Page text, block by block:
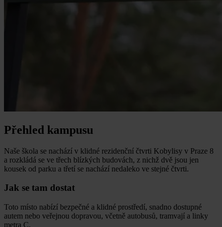
Přehled kampusu
Naše škola se nachází v klidné rezidenční čtvrti Kobylisy v Praze 8
a rozkládá se ve třech blízkých budovách, z nichž dvě jsou jen
kousek od parku a třetí se nachází nedaleko ve stejné čtvrti.
Jak se tam dostat
Toto místo nabízí bezpečné a klidné prostředí, snadno dostupné
autem nebo veřejnou dopravou, včetně autobusů, tramvají a linky
metra C.